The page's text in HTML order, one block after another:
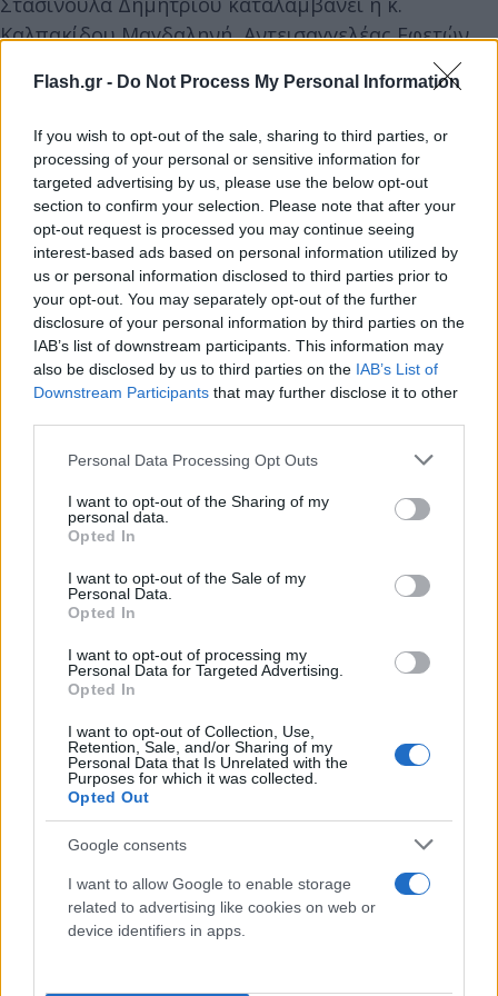
Flash.gr - Do Not Process My Personal Information
If you wish to opt-out of the sale, sharing to third parties, or
processing of your personal or sensitive information for
targeted advertising by us, please use the below opt-out
section to confirm your selection. Please note that after your
opt-out request is processed you may continue seeing
interest-based ads based on personal information utilized by
us or personal information disclosed to third parties prior to
your opt-out. You may separately opt-out of the further
disclosure of your personal information by third parties on the
IAB’s list of downstream participants. This information may
also be disclosed by us to third parties on the IAB’s List of
Downstream Participants that may further disclose it to other
Please note that this website/app uses one or more Google
not limited to your visit or usage behaviour. You may click to
grant or deny consent to Google and its third-party tags to
use your data for below specified purposes in below Google
consent section.
Personal Data Processing Opt Outs
I want to opt-out of the Sharing of my
personal data.
Opted In
I want to opt-out of the Sale of my
Personal Data.
Opted In
I want to opt-out of processing my
Personal Data for Targeted Advertising.
Opted In
I want to opt-out of Collection, Use,
Retention, Sale, and/or Sharing of my
Personal Data that Is Unrelated with the
Purposes for which it was collected.
Opted Out
Google consents
I want to allow Google to enable storage
related to advertising like cookies on web or
device identifiers in apps.
Καλπακίδου Μαγδαληνή, Αντεισαγγελέας Εφετών.
Κατόπιν τούτων τα μέλη του νέου Διοικητικού
Συμβουλίου είναι τα εξής:
Α. ΤΑΚΤΙΚΑ ΜΕΛΗ
1 ΜΠΟΡΟΔΗΜΟΣ ΠΑΝΤΕΛΗΣ Πρόεδρος
2 ΣΕΒΑΣΤΙΔΗΣ ΧΑΡΑΛΑΜΠΟΣ Εφέτης